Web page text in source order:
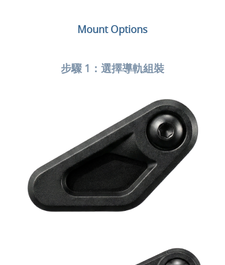
Mount Options
步驟 1：選擇導軌組裝